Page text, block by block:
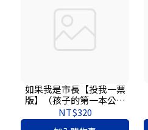
如果我是市長【投我一票
版】（孩子的第一本公民
教育入門繪本）
NT$320